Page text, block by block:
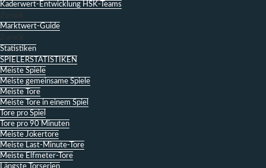
Kaderwert-Entwicklung HSK-Teams
Zurück
Marktwert-Guide
Zurück
Statistiken
SPIELERSTATISTIKEN
Meiste Spiele
Meiste gemeinsame Spiele
Meiste Tore
Meiste Tore in einem Spiel
Tore pro Spiel
Tore pro 90 Minuten
Meiste Jokertore
Meiste Last-Minute-Tore
Meiste Elfmeter-Tore